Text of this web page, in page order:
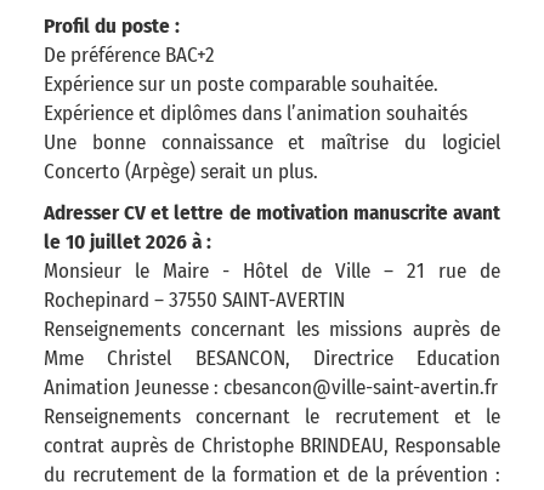
Profil du poste :
De préférence BAC+2
Expérience sur un poste comparable souhaitée.
Expérience et diplômes dans l’animation souhaités
Une bonne connaissance et maîtrise du logiciel
Concerto (Arpège) serait un plus.
Adresser CV et lettre de motivation manuscrite avant
le 10 juillet 2026 à :
Monsieur le Maire - Hôtel de Ville – 21 rue de
Rochepinard – 37550 SAINT-AVERTIN
Renseignements concernant les missions auprès de
Mme Christel BESANCON, Directrice Education
Animation Jeunesse : cbesancon@ville-saint-avertin.fr
Renseignements concernant le recrutement et le
contrat auprès de Christophe BRINDEAU, Responsable
du recrutement de la formation et de la prévention :